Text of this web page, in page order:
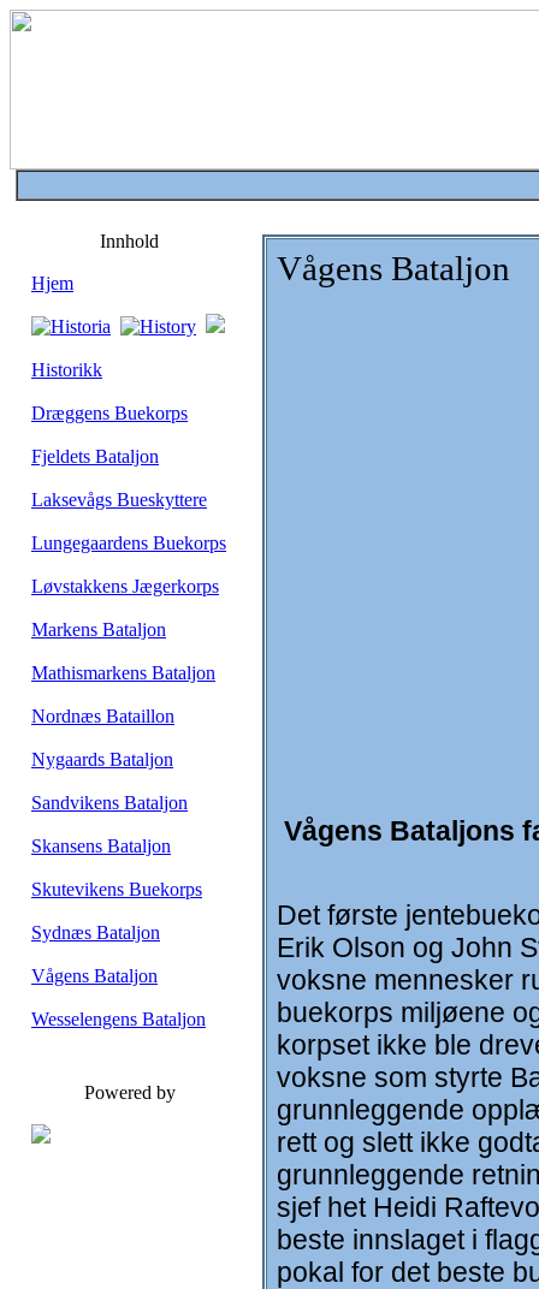
Innhold
Hjem
Historikk
Dræggens Buekorps
Fjeldets Bataljon
Laksevågs Bueskyttere
Lungegaardens Buekorps
Løvstakkens Jægerkorps
Markens Bataljon
Mathismarkens Bataljon
Nordnæs Bataillon
Nygaards Bataljon
Sandvikens Bataljon
Skansens Bataljon
Skutevikens Buekorps
Sydnæs Bataljon
Vågens Bataljon
Wesselengens Bataljon
Powered by
Vågens Bataljon
Vågens Bataljons
Det første
Erik Olson og John
voksne mennesker
buekorps miljøene
korpset ikke ble
voksne som styrte
grunnleggende
rett og slett ikke
grunnleggende
sjef het Heidi
beste innslaget i
pokal for det beste